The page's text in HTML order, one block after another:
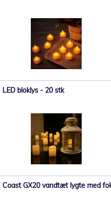
LED bloklys - 20 stk
Coast GX20 vandtæt lygte med